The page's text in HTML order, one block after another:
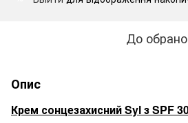
До
Опис
Крем сонцезахисний Syl з SPF